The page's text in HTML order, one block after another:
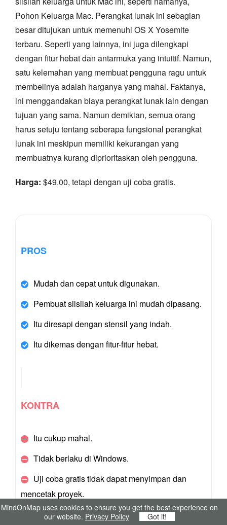
Pohon Keluarga Mac. Perangkat lunak ini sebagian
besar ditujukan untuk memenuhi OS X Yosemite
terbaru. Seperti yang lainnya, ini juga dilengkapi
dengan fitur hebat dan antarmuka yang intuitif. Namun,
satu kelemahan yang membuat pengguna ragu untuk
membelinya adalah harganya yang mahal. Faktanya,
ini menggandakan biaya perangkat lunak lain dengan
tujuan yang sama. Namun demikian, semua orang
harus setuju tentang seberapa fungsional perangkat
lunak ini meskipun memiliki kekurangan yang
membuatnya kurang diprioritaskan oleh pengguna.
Harga: $49.00, tetapi dengan uji coba gratis.
PROS
Mudah dan cepat untuk digunakan.
Pembuat silsilah keluarga ini mudah dipasang.
Itu diresapi dengan stensil yang indah.
Itu dikemas dengan fitur-fitur hebat.
KONTRA
Itu cukup mahal.
Tidak berlaku di Windows.
Uji coba gratis tidak dapat menyimpan dan
mencetak proyek.
MindOnMap uses cookies to ensure you get the best experience on
our website. Privacy Policy Got it!